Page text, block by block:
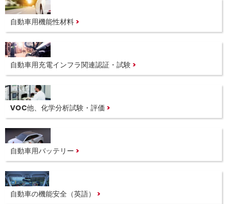
自動車用機能性材料
自動車用充電インフラ関連認証・試験
VOC他、化学分析試験・評価
自動車用バッテリー
自動車の機能安全（英語）